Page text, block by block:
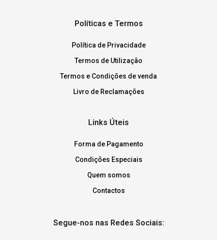
Políticas e Termos
Política de Privacidade
Termos de Utilização
Termos e Condições de venda
Livro de Reclamações
Links Úteis
Forma de Pagamento
Condições Especiais
Quem somos
Contactos
Segue-nos nas Redes Sociais: